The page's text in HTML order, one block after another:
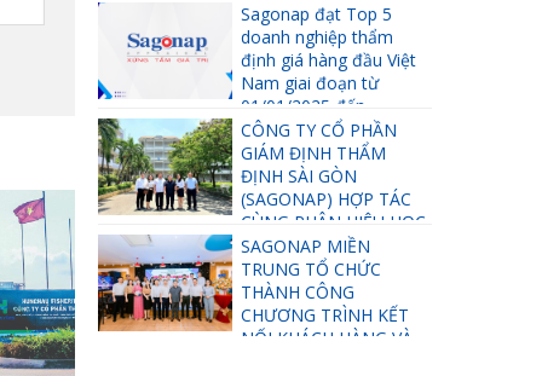
Sagonap đạt Top 5
doanh nghiệp thẩm
định giá hàng đầu Việt
Nam giai đoạn từ
01/01/2025 đến
31/12/2025
CÔNG TY CỔ PHẦN
GIÁM ĐỊNH THẨM
ĐỊNH SÀI GÒN
(SAGONAP) HỢP TÁC
CÙNG PHÂN HIỆU HỌC
VIỆN TÀI CHÍNH TẠI TP
HỒ CHÍ MINH TRONG
VIỆC THÚC ĐẨY CÔNG
TÁC ĐÀO TẠO VÀ PHÁT
TRIỂN NGUỒN NHÂN
SAGONAP MIỀN
TRUNG TỔ CHỨC
THÀNH CÔNG
CHƯƠNG TRÌNH KẾT
NỐI KHÁCH HÀNG VÀ